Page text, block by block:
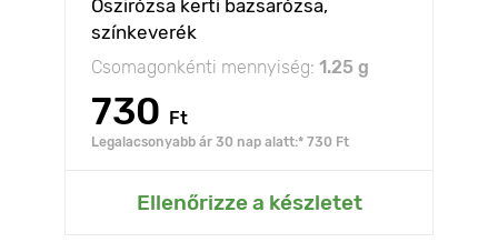
Őszirózsa kerti bazsarózsa,
színkeverék
Csomagonkénti mennyiség: 1.25 g
730 Ft
Legalacsonyabb ár 30 nap alatt:* 730 Ft
Ellenőrizze a készletet